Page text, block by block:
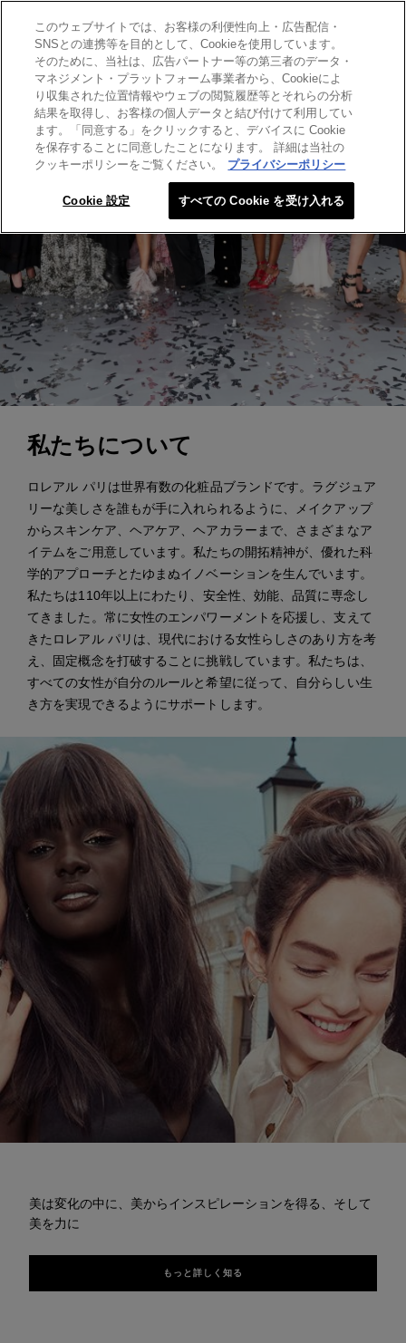
SEARCH THIS SITE
私たちについて
ロレアル パリは世界有数の化粧品ブランドです。ラグジュア
リーな美しさを誰もが手に入れられるように、メイクアップ
からスキンケア、ヘアケア、ヘアカラーまで、さまざまなア
イテムをご用意しています。私たちの開拓精神が、優れた科
学的アプローチとたゆまぬイノベーションを生んでいます。
私たちは110年以上にわたり、安全性、効能、品質に専念し
てきました。常に女性のエンパワーメントを応援し、支えて
きたロレアル パリは、現代における女性らしさのあり方を考
え、固定概念を打破することに挑戦しています。私たちは、
すべての女性が自分のルールと希望に従って、自分らしい生
き方を実現できるようにサポートします。
美は変化の中に、美からインスピレーションを得る、そして
美を力に
もっと詳しく知る
このウェブサイトでは、お客様の利便性向上・広告配信・
SNSとの連携等を目的として、Cookieを使用しています。
そのために、当社は、広告パートナー等の第三者のデータ・
マネジメント・プラットフォーム事業者から、Cookieによ
り収集された位置情報やウェブの閲覧履歴等とそれらの分析
結果を取得し、お客様の個人データと結び付けて利用してい
ます。「同意する」をクリックすると、デバイスに Cookie
を保存することに同意したことになります。 詳細は当社の
クッキーポリシーをご覧ください。
プライバシーポリシー
Cookie 設定 すべての Cookie を受け入れる